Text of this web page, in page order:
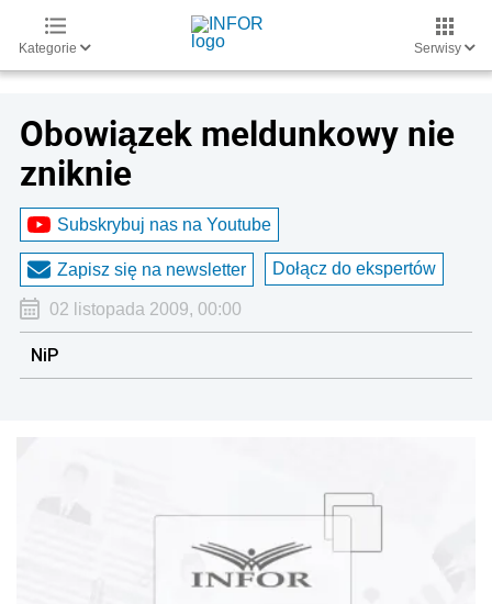
Kategorie Serwisy
Obowiązek meldunkowy nie
zniknie
Subskrybuj nas na Youtube
Zapisz się na newsletter Dołącz do ekspertów
02 listopada 2009, 00:00
NiP